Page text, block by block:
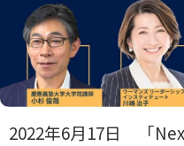
2022年6月17日 「